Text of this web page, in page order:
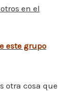
en el
este grupo
otra cosa que